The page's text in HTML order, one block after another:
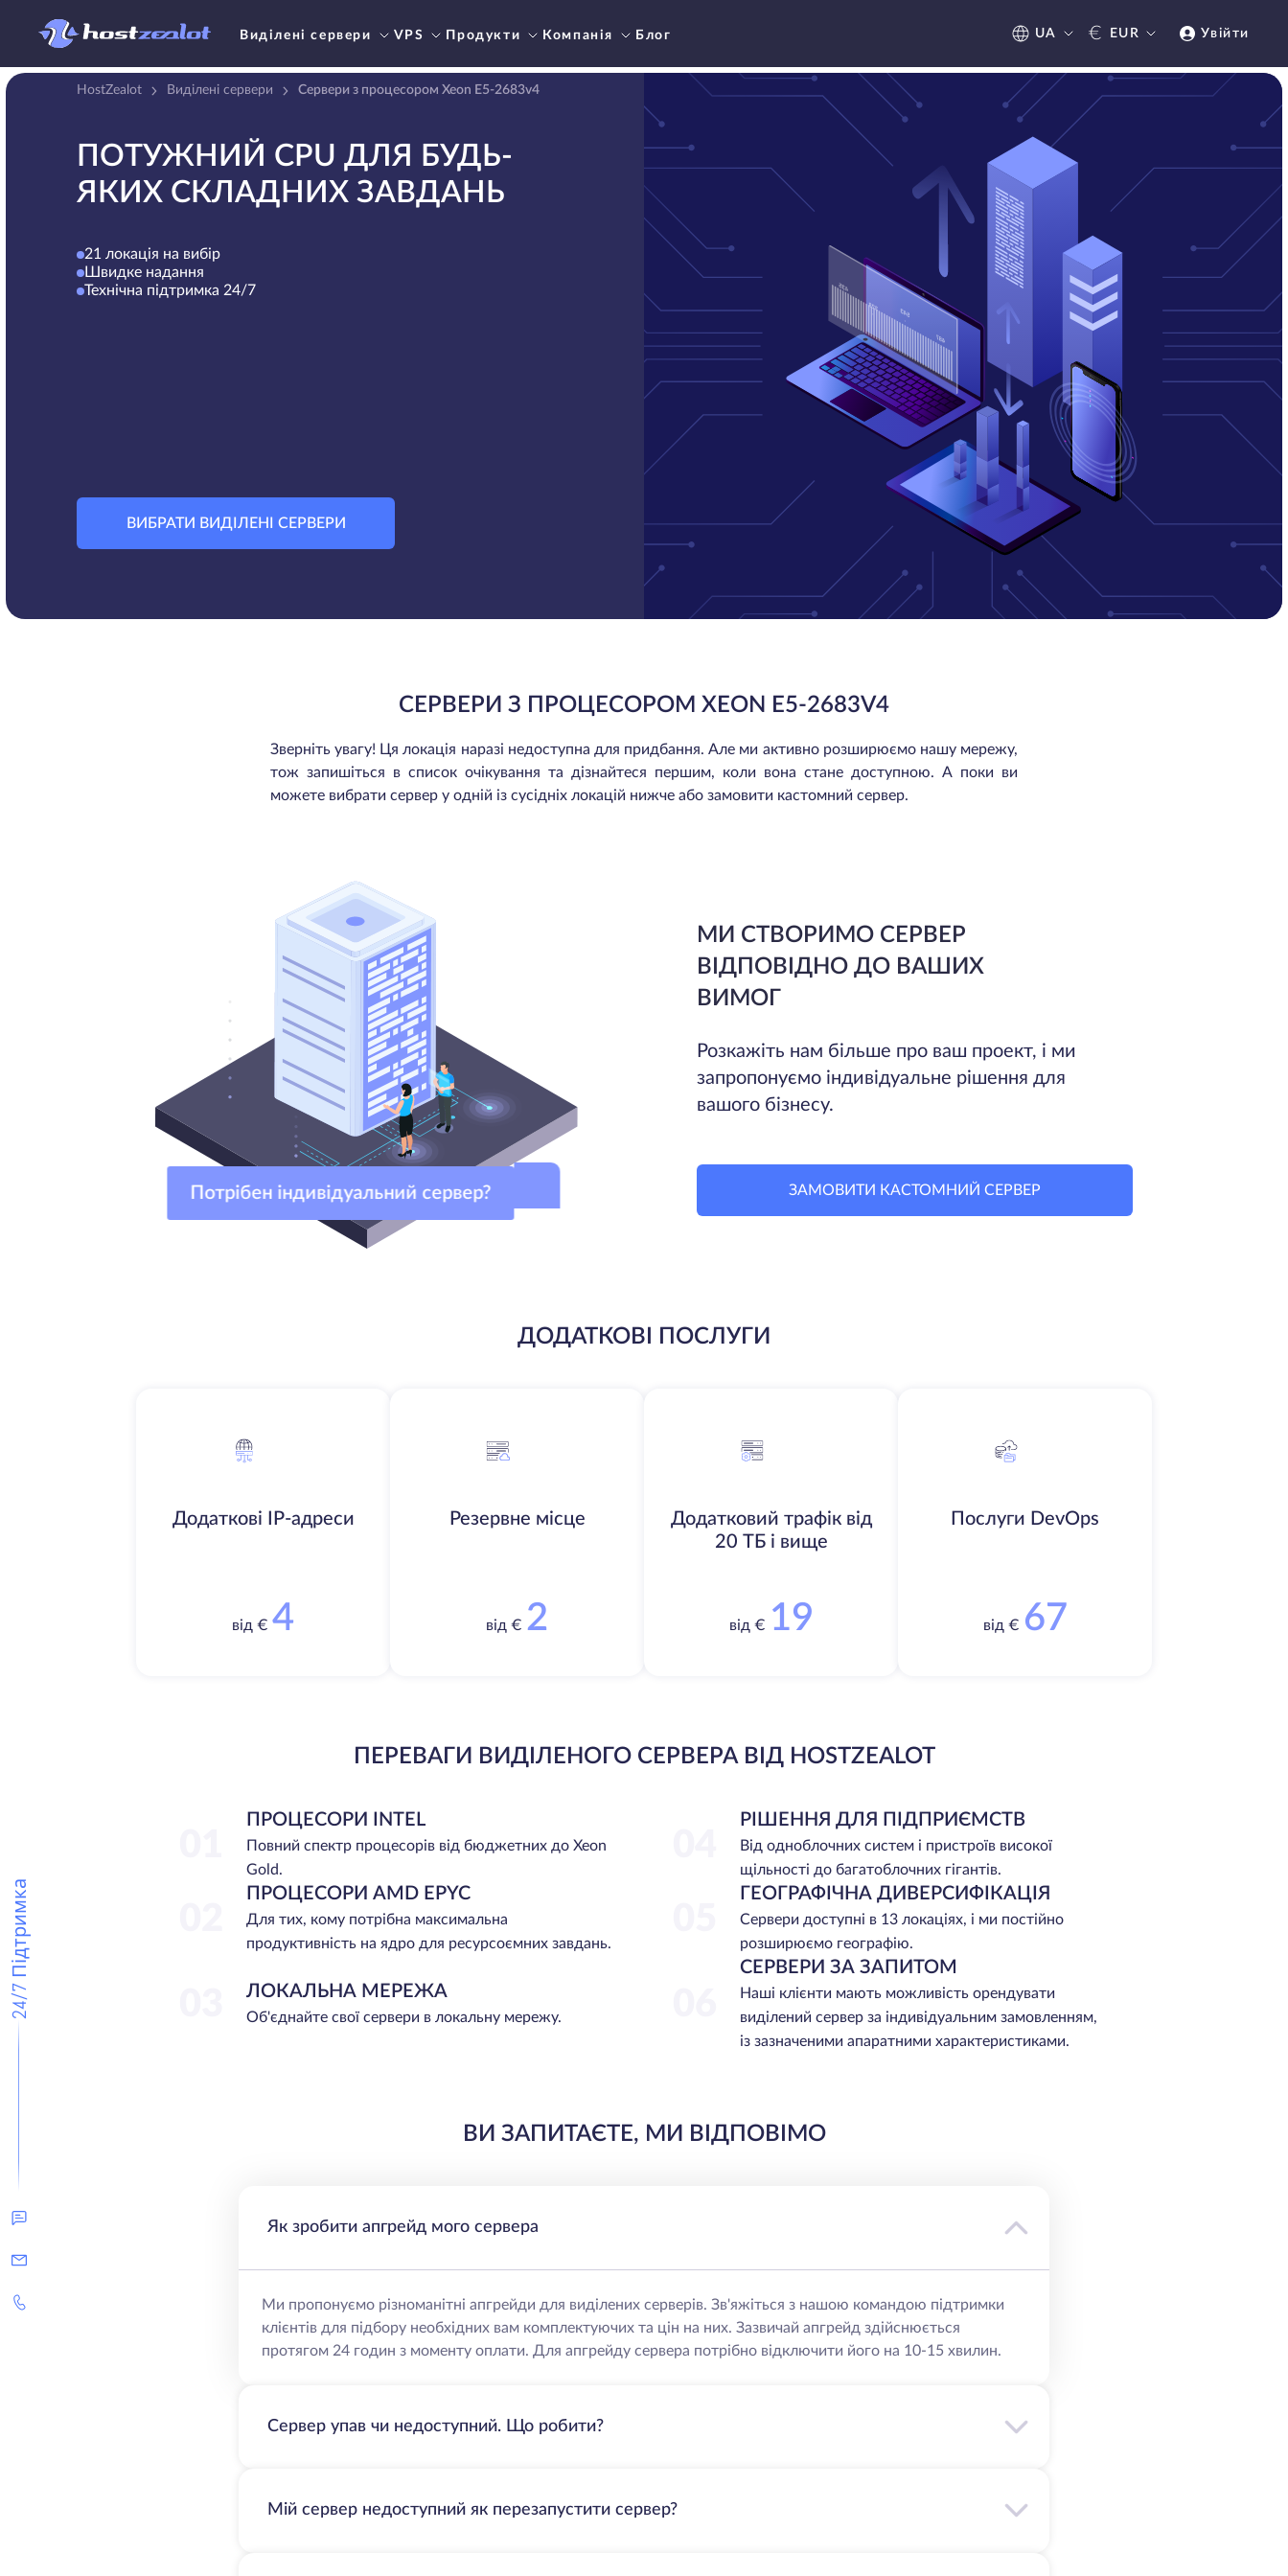
Виділені сервери VPS Продукти Компанія Блог UA € EUR Увійти
24/7 Підтримка
HostZealot Виділені сервери Сервери з процесором Xeon E5-2683v4
ПОТУЖНИЙ CPU ДЛЯ БУДЬ-
ЯКИХ СКЛАДНИХ ЗАВДАНЬ
21 локація на вибір
Швидке надання
Технічна підтримка 24/7
ВИБРАТИ ВИДІЛЕНІ СЕРВЕРИ
СЕРВЕРИ З ПРОЦЕСОРОМ XEON E5-2683V4
Зверніть увагу! Ця локація наразі недоступна для придбання. Але ми активно розширюємо нашу мережу,
тож запишіться в список очікування та дізнайтеся першим, коли вона стане доступною. А поки ви
можете вибрати сервер у одній із сусідніх локацій нижче або замовити кастомний сервер.
Потрібен індивідуальний сервер?
МИ СТВОРИМО СЕРВЕР
ВІДПОВІДНО ДО ВАШИХ
ВИМОГ
Розкажіть нам більше про ваш проект, і ми
запропонуємо індивідуальне рішення для
вашого бізнесу.
ЗАМОВИТИ КАСТОМНИЙ СЕРВЕР
ДОДАТКОВІ ПОСЛУГИ
Додаткові IP-адреси
від € 4
Резервне місце
від € 2
Додатковий трафік від
20 ТБ і вище
від € 19
Послуги DevOps
від € 67
ПЕРЕВАГИ ВИДІЛЕНОГО СЕРВЕРА ВІД HOSTZEALOT
ПРОЦЕСОРИ INTEL
Повний спектр процесорів від бюджетних до Xeon
Gold.
РІШЕННЯ ДЛЯ ПІДПРИЄМСТВ
Від одноблочних систем і пристроїв високої
щільності до багатоблочних гігантів.
ПРОЦЕСОРИ AMD EPYC
Для тих, кому потрібна максимальна
продуктивність на ядро для ресурсоємних завдань.
ГЕОГРАФІЧНА ДИВЕРСИФІКАЦІЯ
Сервери доступні в 13 локаціях, і ми постійно
розширюємо географію.
ЛОКАЛЬНА МЕРЕЖА
Об'єднайте свої сервери в локальну мережу.
СЕРВЕРИ ЗА ЗАПИТОМ
Наші клієнти мають можливість орендувати
виділений сервер за індивідуальним замовленням,
із зазначеними апаратними характеристиками.
ВИ ЗАПИТАЄТЕ, МИ ВІДПОВІМО
Як зробити апгрейд мого сервера
Ми пропонуємо різноманітні апгрейди для виділених серверів. Зв'яжіться з нашою командою підтримки
клієнтів для підбору необхідних вам комплектуючих та цін на них. Зазвичай апгрейд здійснюється
протягом 24 годин з моменту оплати. Для апгрейду сервера потрібно відключити його на 10-15 хвилин.
Сервер упав чи недоступний. Що робити?
Мій сервер недоступний як перезапустити сервер?